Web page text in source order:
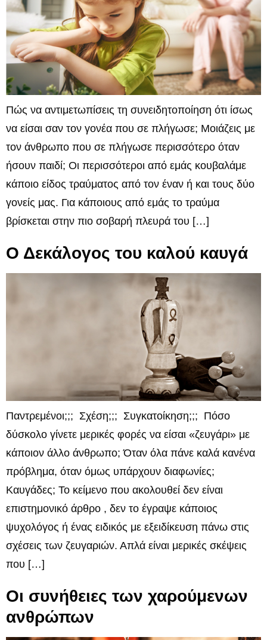
Πώς να αντιμετωπίσεις τη συνειδητοποίηση ότι ίσως
να είσαι σαν τον γονέα που σε πλήγωσε; Μοιάζεις με
τον άνθρωπο που σε πλήγωσε περισσότερο όταν
ήσουν παιδί; Οι περισσότεροι από εμάς κουβαλάμε
κάποιο είδος τραύματος από τον έναν ή και τους δύο
γονείς μας. Για κάποιους από εμάς το τραύμα
βρίσκεται στην πιο σοβαρή πλευρά του […]
Ο Δεκάλογος του καλού καυγά
Παντρεμένοι;;; Σχέση;;; Συγκατοίκηση;;; Πόσο
δύσκολο γίνετε μερικές φορές να είσαι «ζευγάρι» με
κάποιον άλλο άνθρωπο; Όταν όλα πάνε καλά κανένα
πρόβλημα, όταν όμως υπάρχουν διαφωνίες;
Καυγάδες; Το κείμενο που ακολουθεί δεν είναι
επιστημονικό άρθρο , δεν το έγραψε κάποιος
ψυχολόγος ή ένας ειδικός με εξειδίκευση πάνω στις
σχέσεις των ζευγαριών. Απλά είναι μερικές σκέψεις
που […]
Οι συνήθειες των χαρούμενων
ανθρώπων